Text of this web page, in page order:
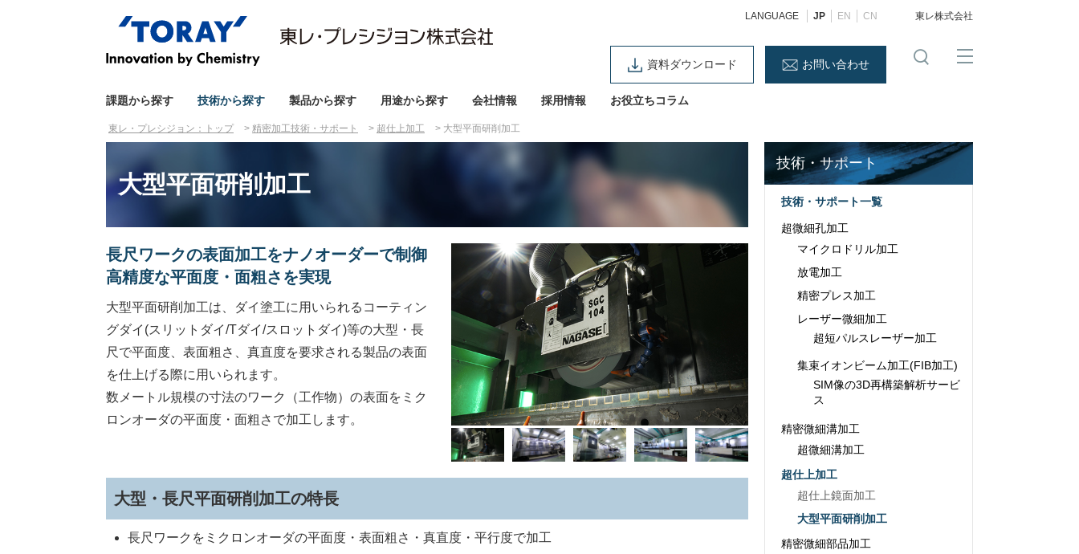
資料ダウンロード お問い合わせ
LANGUAGE JP EN CN 東レ株式会社
課題から探す 技術から探す 製品から探す 用途から探す 会社情報 採用情報 お役立ちコラム
東レ・プレシジョン：トップ 精密加工技術・サポート 超仕上加工 大型平面研削加工
大型平面研削加工
長尺ワークの表面加工をナノオーダーで制御
高精度な平面度・面粗さを実現
大型平面研削加工は、ダイ塗工に用いられるコーティン
グダイ(スリットダイ/Tダイ/スロットダイ)等の大型・長
尺で平面度、表面粗さ、真直度を要求される製品の表面
を仕上げる際に用いられます。
数メートル規模の寸法のワーク（工作物）の表面をミク
ロンオーダの平面度・面粗さで加工します。
大型・長尺平面研削加工の特長
長尺ワークをミクロンオーダの平面度・表面粗さ・真直度・平行度で加工
技術・サポート
技術・サポート一覧
超微細孔加工
マイクロドリル加工
放電加工
精密プレス加工
レーザー微細加工
超短パルスレーザー加工
集束イオンビーム加工(FIB加工)
SIM像の3D再構築解析サービ
ス
精密微細溝加工
超微細溝加工
超仕上加工
超仕上鏡面加工
大型平面研削加工
精密微細部品加工